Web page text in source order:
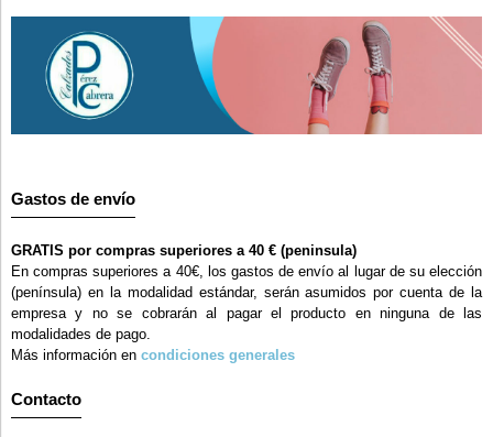
Gastos de envío
GRATIS por compras superiores a 40 € (peninsula)
En compras superiores a 40€, los gastos de envío al lugar de su elección
(península) en la modalidad estándar, serán asumidos por cuenta de la
empresa y no se cobrarán al pagar el producto en ninguna de las
modalidades de pago.
Más información en condiciones generales
Contacto